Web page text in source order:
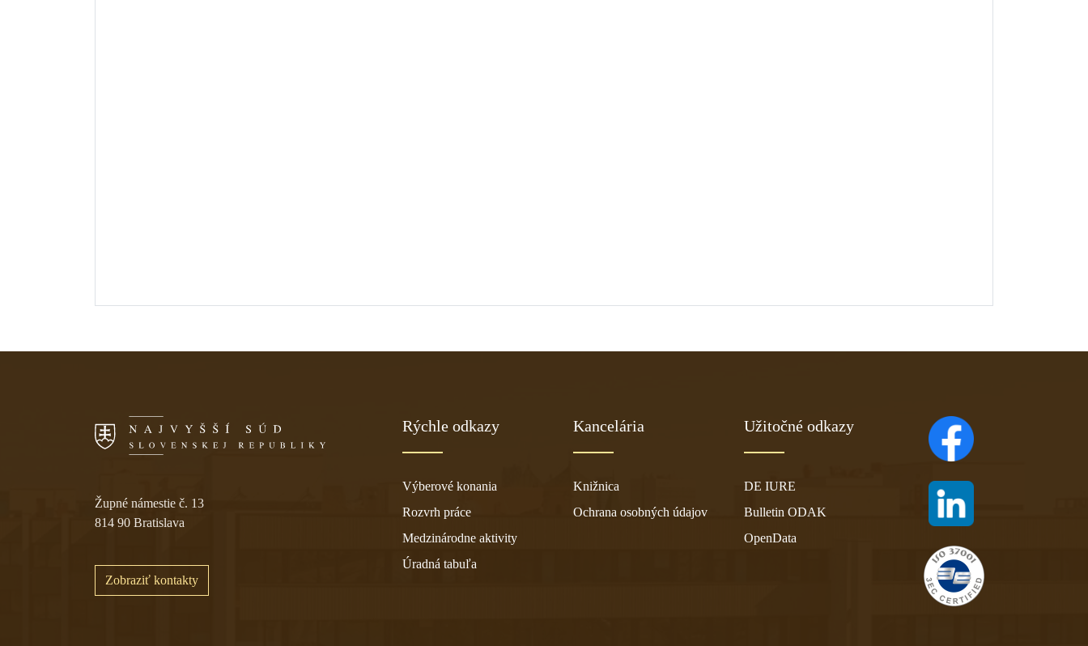
Župné námestie č. 13
814 90 Bratislava
Zobraziť kontakty
Rýchle odkazy
Výberové konania
Rozvrh práce
Medzinárodne aktivity
Úradná tabuľa
Kancelária
Knižnica
Ochrana osobných údajov
Užitočné odkazy
DE IURE
Bulletin ODAK
OpenData
(otvára sa v novom